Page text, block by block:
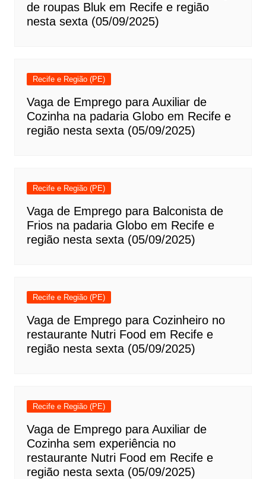
de roupas Bluk em Recife e região
nesta sexta (05/09/2025)
Recife e Região (PE)
Vaga de Emprego para Auxiliar de
Cozinha na padaria Globo em Recife e
região nesta sexta (05/09/2025)
Recife e Região (PE)
Vaga de Emprego para Balconista de
Frios na padaria Globo em Recife e
região nesta sexta (05/09/2025)
Recife e Região (PE)
Vaga de Emprego para Cozinheiro no
restaurante Nutri Food em Recife e
região nesta sexta (05/09/2025)
Recife e Região (PE)
Vaga de Emprego para Auxiliar de
Cozinha sem experiência no
restaurante Nutri Food em Recife e
região nesta sexta (05/09/2025)